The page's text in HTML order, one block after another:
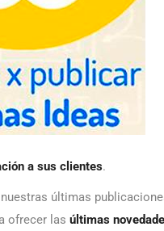
a sus clientes.
últimas
ofrecer las últimas